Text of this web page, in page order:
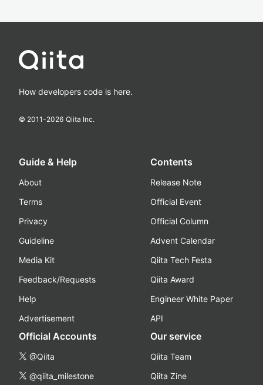
How developers code is here.
© 2011-2026 Qiita Inc.
Guide & Help
About
Terms
Privacy
Guideline
Media Kit
Feedback/Requests
Help
Advertisement
Contents
Release Note
Official Event
Official Column
Advent Calendar
Qiita Tech Festa
Qiita Award
Engineer White Paper
API
Official Accounts
@Qiita
@qiita_milestone
Our service
Qiita Team
Qiita Zine